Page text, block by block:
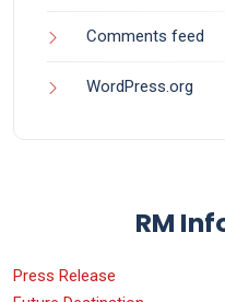
Comments feed
WordPress.org
RM
Press Release